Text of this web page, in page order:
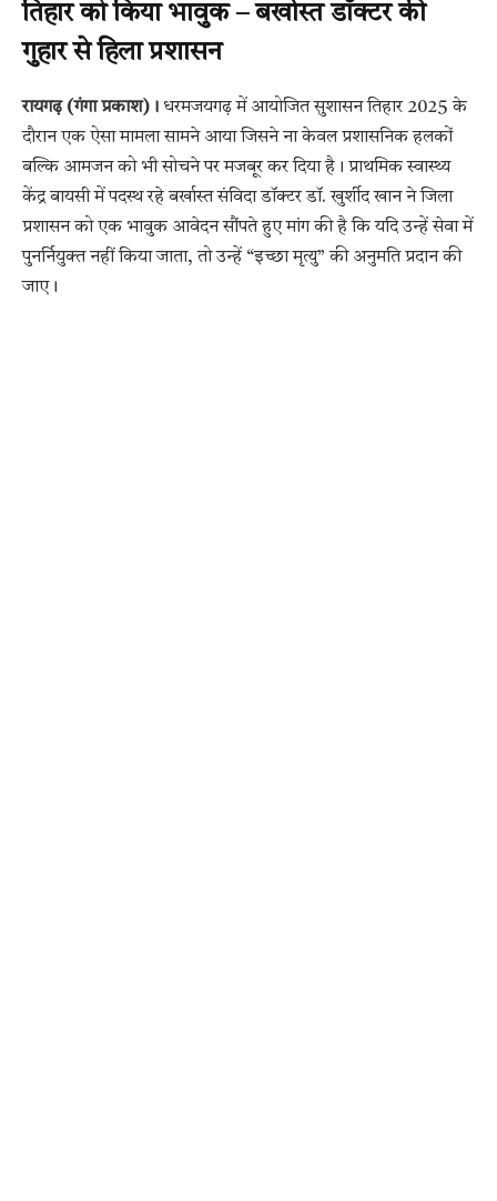
तिहार को किया भावुक – बर्खास्त डॉक्टर की
गुहार से हिला प्रशासन
रायगढ़ (गंगा प्रकाश)। धरमजयगढ़ में आयोजित सुशासन तिहार 2025 के
दौरान एक ऐसा मामला सामने आया जिसने ना केवल प्रशासनिक हलकों
बल्कि आमजन को भी सोचने पर मजबूर कर दिया है। प्राथमिक स्वास्थ्य
केंद्र बायसी में पदस्थ रहे बर्खास्त संविदा डॉक्टर डॉ. खुर्शीद खान ने जिला
प्रशासन को एक भावुक आवेदन सौंपते हुए मांग की है कि यदि उन्हें सेवा में
पुनर्नियुक्त नहीं किया जाता, तो उन्हें “इच्छा मृत्यु” की अनुमति प्रदान की
जाए।